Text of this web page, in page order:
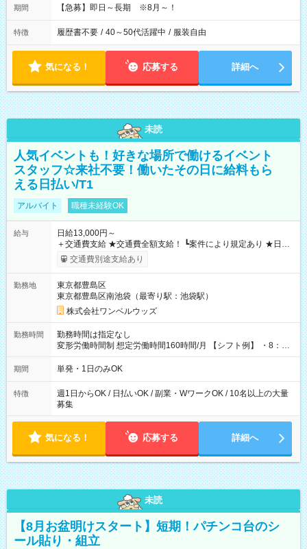
期間 【急募】即日～長期 ※8月～！
特徴 履歴書不要 / 40～50代活躍中 / 服装自由
気になる！ 応募する 詳細へ
未読
人気イベントも！好きな場所で働けるイベント
スタッフ☆来社不要！働いたその日に給料もら
える日払い/T1
アルバイト 職種未経験OK
給与
日給13,000円～
＋交通費支給 ★交通費全額支給！ ┗案件により規定あり ★日払
いOK！（規定あり） ┗働いたその日に現金GET♪ お仕事後はコ
ンビニATMから 日払い分を引き落とせます！ 【試用期間】試
交通費別途支給あり
勤務地
東京都豊島区
東京都豊島区南池袋（最寄り駅：池袋駅）
株式会社ワンベルウッズ
勤務時間
勤務時間は指定なし
変形労働時間制 想定労働時間160時間/月 【シフト例】 ・8：00
～21：00
期間 単発・1日のみOK
特徴
週1日からOK / 日払いOK / 副業・WワークOK / 10名以上の大量
募集
気になる！ 応募する 詳細へ
未読
【8月お盆明けスタート】短期！パチンコ台のシ
ール貼り・組立